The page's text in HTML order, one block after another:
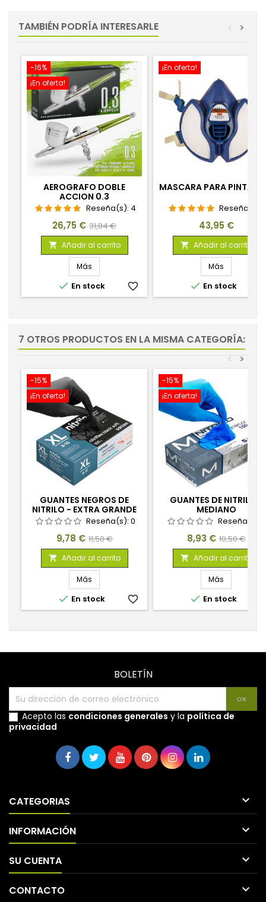
TAMBIÉN PODRÍA INTERESARLE >
<
-16%
¡En oferta!
AEROGRAFO DOBLE
ACCION 0.3
Reseña(s): 4
Precio
26,75 € Precio
base
31,84 €
 Añadir al carrito
Más
 En stock favorite_border
¡En oferta!
MASCARA PARA PINTAR
Reseña(s):
Precio
43,95 €
 Añadir al carrito
Más
 En stock
7 OTROS PRODUCTOS EN LA MISMA CATEGORÍA:
>
<
-15%
¡En oferta!
GUANTES NEGROS DE
NITRILO - EXTRA GRANDE
Reseña(s): 0
Precio
9,78 € Precio
base
11,50 €
 Añadir al carrito
Más
 En stock favorite_border
-15%
¡En oferta!
GUANTES DE NITRILO -
MEDIANO
Reseña(s):
Precio
8,93 € Precio
base
10,50 €
 Añadir al carrito
Más
 En stock
BOLETÍN
Acepto las condiciones generales y la política de
privacidad
CATEGORIAS 
INFORMACIÓN 
SU CUENTA 
CONTACTO 